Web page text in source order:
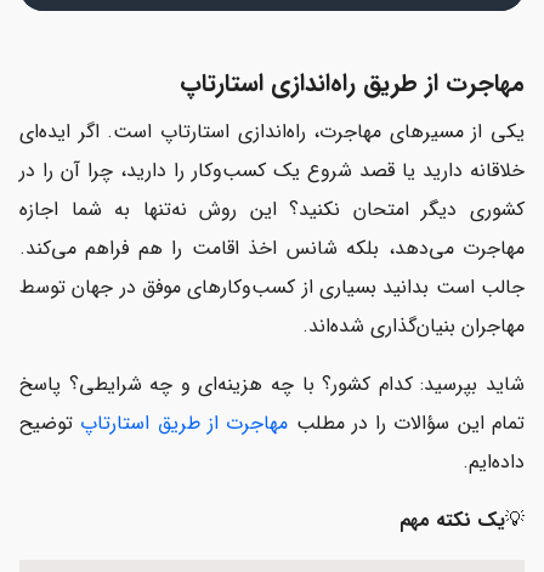
مهاجرت از طریق راه‌اندازی استارتاپ
یکی از مسیرهای مهاجرت، راه‌اندازی استارتاپ است. اگر ایده‌ای
خلاقانه دارید یا قصد شروع یک کسب‌وکار را دارید، چرا آن را در
کشوری دیگر امتحان نکنید؟ این روش نه‌تنها به شما اجازه
مهاجرت می‌دهد، بلکه شانس اخذ اقامت را هم فراهم می‌کند.
جالب است بدانید بسیاری از کسب‌وکارهای موفق در جهان توسط
مهاجران بنیان‌گذاری شده‌اند.
شاید بپرسید: کدام کشور؟ با چه هزینه‌ای و چه شرایطی؟ پاسخ
تمام این سؤالات را در مطلب مهاجرت از طریق استارتاپ توضیح
داده‌ایم.
💡یک نکته مهم